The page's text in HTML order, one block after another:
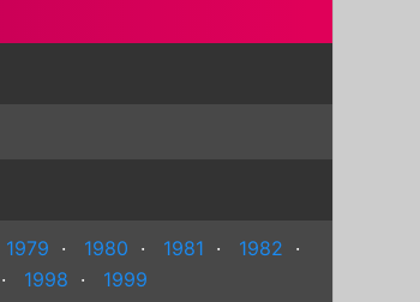
1979 · 1980 · 1981 · 1982 ·
· 1998 · 1999